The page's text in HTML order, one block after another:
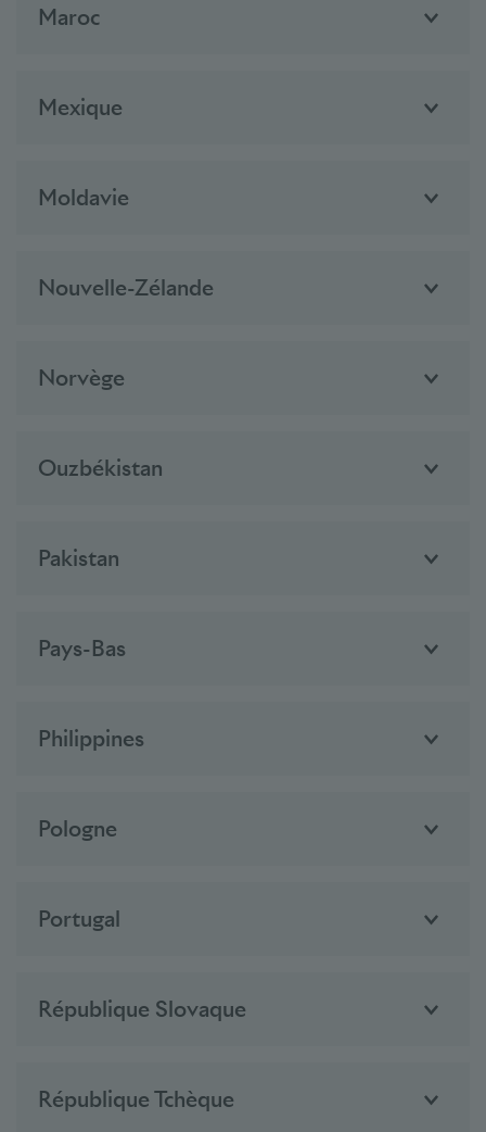
Maroc
Mexique
Moldavie
Nouvelle-Zélande
Norvège
Ouzbékistan
Pakistan
Pays-Bas
Philippines
Pologne
Portugal
République Slovaque
République Tchèque